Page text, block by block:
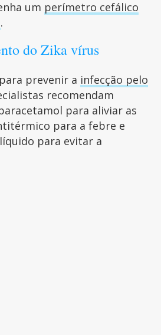
um perímetro cefálico
.
do Zika vírus
prevenir a infecção pelo
recomendam
para aliviar as
para a febre e
para evitar a